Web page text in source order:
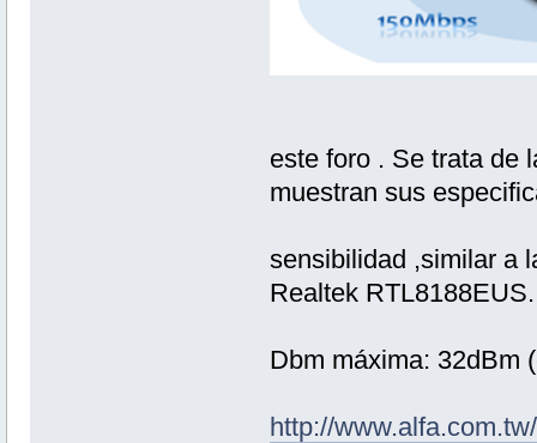
este foro . Se trata de
muestran sus
sensibilidad ,similar a
Realtek RTL8188EUS.
Dbm máxima: 32dBm
http://